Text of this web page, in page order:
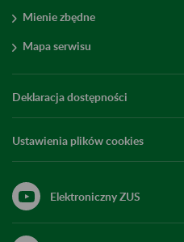
Mienie zbędne
Mapa serwisu
Deklaracja dostępności
Ustawienia plików cookies
Elektroniczny ZUS